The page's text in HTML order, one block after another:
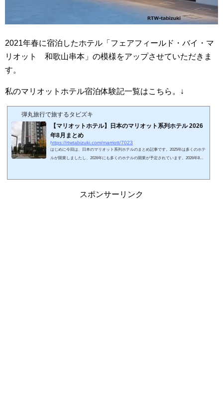
2021年春に宿泊したホテル「フェアフィールド・バイ・マ
リオット 和歌山串本」の模様をアップさせていただきま
す。
私のマリオットホテル宿泊体験記一覧はこちら。↓
弾丸旅行で旅するタビズキ
【マリオットホテル】日本のマリオット系列ホテル 2026
年8月まとめ
https://rtwtabizuki.com/marriott/7023
はじめに今回は、日本のマリオット系列ホテルのまとめ記事です。2025年は多くのホテ
ルが開業しましたし、2026年にも多くのホテルの開業が予定されています。2026年8月
供無料朝食会員ラウンジPlatina無料朝食北海道フェアフィールド・バイ・マリオット札
スポンサーリンク